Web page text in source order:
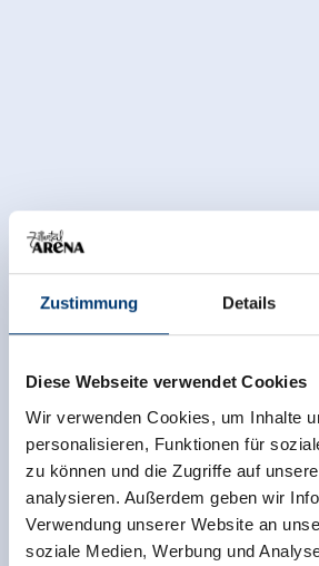
Zustimmung Details
Diese Webseite verwendet Cookies
Wir verwenden Cookies, um Inhalte
personalisieren, Funktionen für
zu können und die Zugriffe auf
analysieren. Außerdem geben wir
Verwendung unserer Website an
soziale Medien, Werbung und